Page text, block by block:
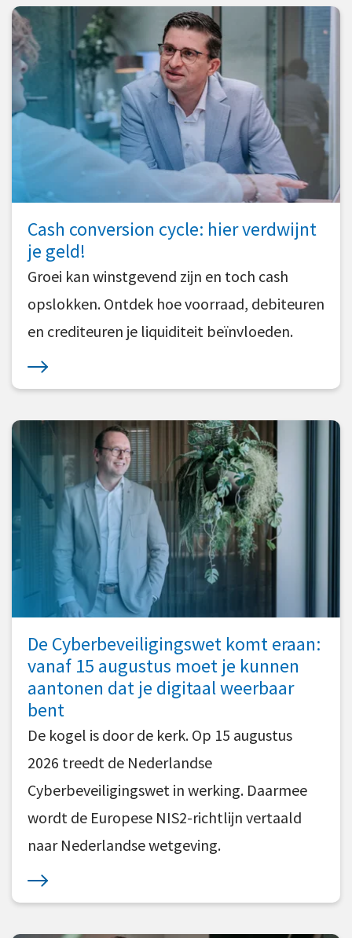
Cash conversion cycle: hier verdwijnt
je geld!
Groei kan winstgevend zijn en toch cash
opslokken. Ontdek hoe voorraad, debiteuren
en crediteuren je liquiditeit beïnvloeden.
De Cyberbeveiligingswet komt eraan:
vanaf 15 augustus moet je kunnen
aantonen dat je digitaal weerbaar
bent
De kogel is door de kerk. Op 15 augustus
2026 treedt de Nederlandse
Cyberbeveiligingswet in werking. Daarmee
wordt de Europese NIS2-richtlijn vertaald
naar Nederlandse wetgeving.